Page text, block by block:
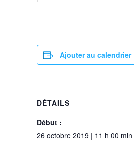
Ajouter au calendrier
DÉTAILS
Début :
26 octobre 2019 | 11 h 00 min